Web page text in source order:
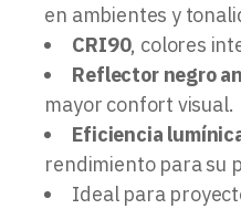
en ambientes y
CRI90, colores
Reflector negro
mayor confort visual.
Eficiencia
rendimiento para su
Ideal para